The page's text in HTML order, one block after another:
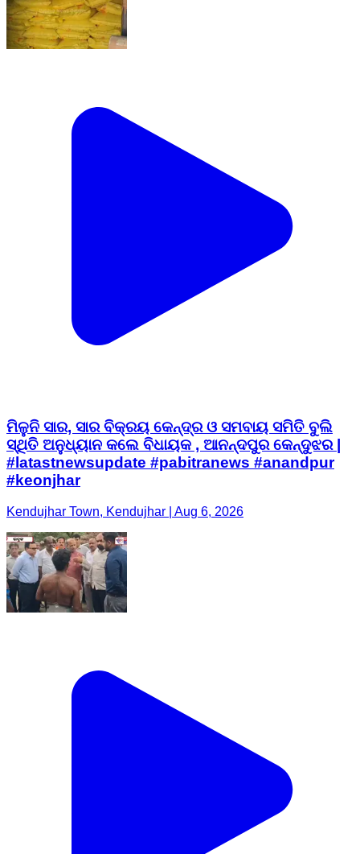
ମିଳୁନି ସାର, ସାର ବିକ୍ରୟ କେନ୍ଦ୍ର ଓ ସମବାୟ ସମିତି ବୁଲି
ସ୍ଥିତି ଅନୁଧ୍ୟାନ କଲେ ବିଧାୟକ , ଆନନ୍ଦପୁର କେନ୍ଦୁଝର |
#latastnewsupdate #pabitranews #anandpur
#keonjhar
Kendujhar Town, Kendujhar | Aug 6, 2026